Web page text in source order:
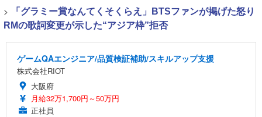
>
「グラミー賞なんてくそくらえ」BTSファンが掲げた怒り
RMの歌詞変更が示した“アジア枠”拒否
ゲームQAエンジニア/品質検証補助/スキルアップ支援
株式会社RIOT
大阪府
月給32万1,700円～50万円
正社員